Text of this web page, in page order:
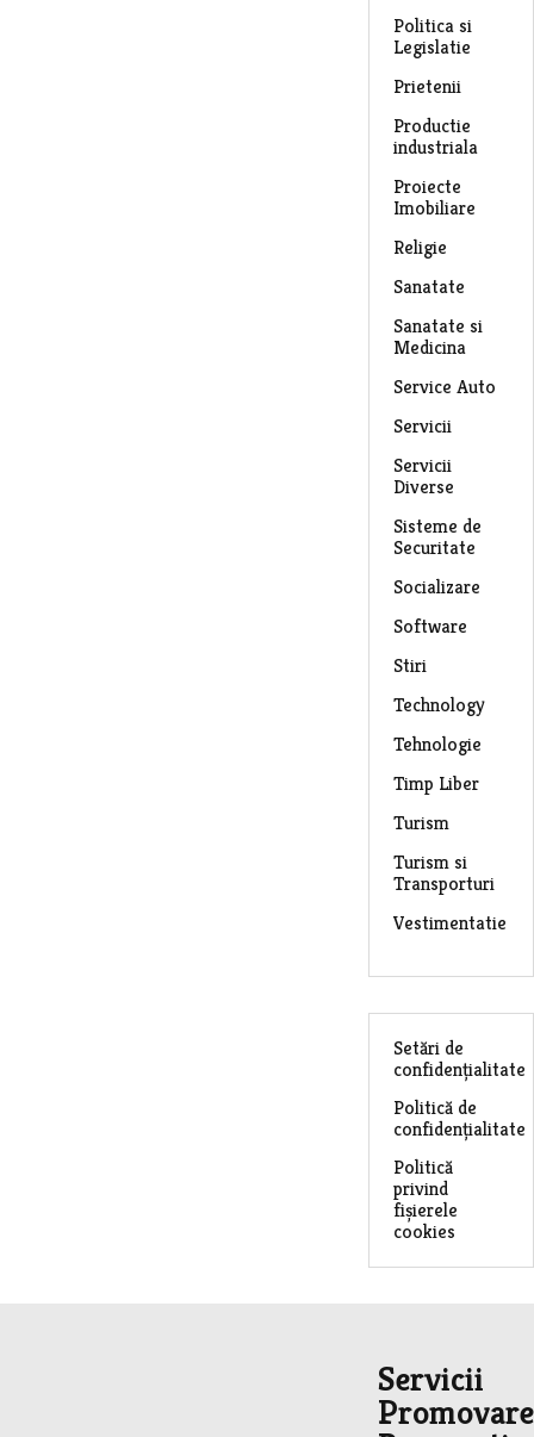
Politica si
Legislatie
Prietenii
Productie
industriala
Proiecte
Imobiliare
Religie
Sanatate
Sanatate si
Medicina
Service Auto
Servicii
Servicii
Diverse
Sisteme de
Securitate
Socializare
Software
Stiri
Technology
Tehnologie
Timp Liber
Turism
Turism si
Transporturi
Vestimentatie
Setări de
confidențialitate
Politică de
confidențialitate
Politică
privind
fișierele
cookies
Servicii
Promovare